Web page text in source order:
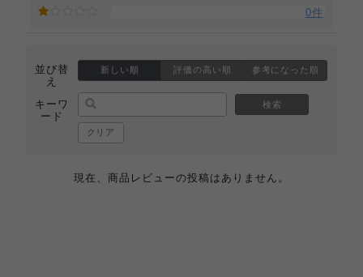
0件
並び替
え
新しい順 評価の高い順 参考になった順
キーワ
ード
検索
クリア
現在、商品レビューの投稿はありません。